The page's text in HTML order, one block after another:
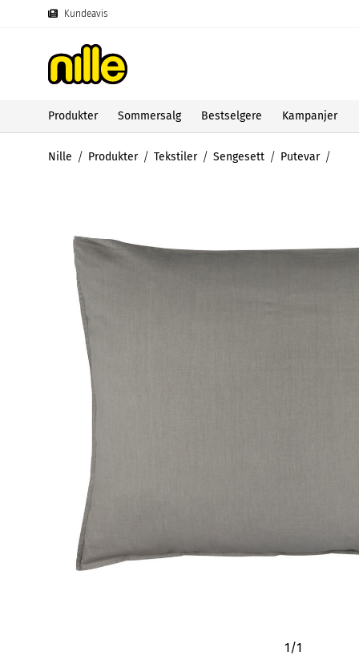
Kundeavis
Produkter Sommersalg Bestselgere Kampanjer
Nille Produkter Tekstiler Sengesett Putevar
1/1